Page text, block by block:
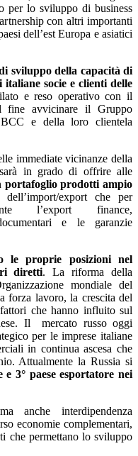
per lo sviluppo di business
con altri importanti
dell’est Europa e asiatici
sviluppo della capacità di
italiane socie e clienti delle
e reso operativo con il
fine avvicinare il Gruppo
e della loro clientela
immediate vicinanze della
sarà in grado di offrire alle
portafoglio prodotti ampio
export che per
l’export finance,
e le garanzie
le proprie posizioni nel
diretti. La riforma della
mondiale del
forza lavoro, la crescita del
che hanno influito sul
Il mercato russo oggi
per le imprese italiane
in continua ascesa che
Attualmente la Russia si
e 3° paese esportatore nei
anche interdipendenza
economie complementari,
che permettano lo sviluppo